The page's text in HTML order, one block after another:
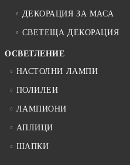
ДЕКОРАЦИЯ ЗА МАСА
СВЕТЕЩА ДЕКОРАЦИЯ
ОСВЕТЛЕНИЕ
НАСТОЛНИ ЛАМПИ
ПОЛИЛЕИ
ЛАМПИОНИ
АПЛИЦИ
ШАПКИ